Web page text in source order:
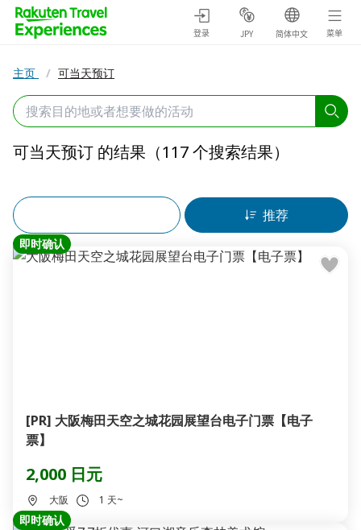
登录 JPY 简体中文 菜单
主页 / 可当天预订
可当天预订 的结果（117 个搜索结果）
推荐
即时确认
[PR] 大阪梅田天空之城花园展望台电子门票【电子
票】
2,000 日元
大阪 1 天~
即时确认